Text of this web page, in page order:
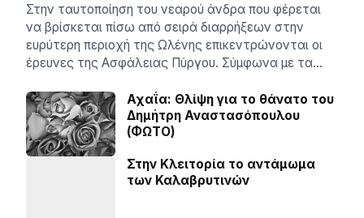
Στην ταυτοποίηση του νεαρού άνδρα που φέρεται
να βρίσκεται πίσω από σειρά διαρρήξεων στην
ευρύτερη περιοχή της Ωλένης επικεντρώνονται οι
έρευνες της Ασφάλειας Πύργου. Σύμφωνα με τα…
Αχαΐα: Θλίψη για το θάνατο του
Δημήτρη Αναστασόπουλου
(ΦΩΤΟ)
Στην Κλειτορία το αντάμωμα
των Καλαβρυτινών